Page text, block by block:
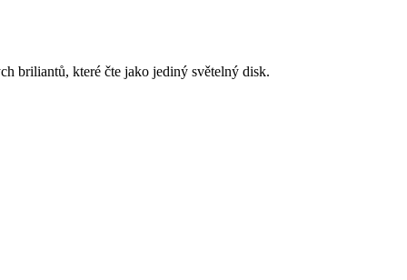
briliantů, které čte jako jediný světelný disk.